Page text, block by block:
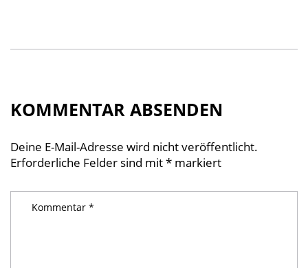
KOMMENTAR ABSENDEN
Deine E-Mail-Adresse wird nicht veröffentlicht.
Erforderliche Felder sind mit* markiert